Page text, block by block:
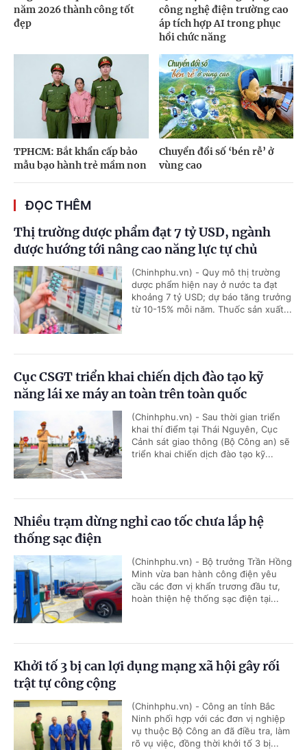
năm 2026 thành công tốt
đẹp
công nghệ điện trường cao
áp tích hợp AI trong phục
hồi chức năng
TPHCM: Bắt khẩn cấp bảo
mẫu bạo hành trẻ mầm non
Chuyển đổi số ‘bén rễ’ ở
vùng cao
ĐỌC THÊM
Thị trường dược phẩm đạt 7 tỷ USD, ngành
dược hướng tới nâng cao năng lực tự chủ
(Chinhphu.vn) - Quy mô thị trường
dược phẩm hiện nay ở nước ta đạt
khoảng 7 tỷ USD; dự báo tăng trưởng
từ 10-15% mỗi năm. Thuốc sản xuất...
Cục CSGT triển khai chiến dịch đào tạo kỹ
năng lái xe máy an toàn trên toàn quốc
(Chinhphu.vn) - Sau thời gian triển
khai thí điểm tại Thái Nguyên, Cục
Cảnh sát giao thông (Bộ Công an) sẽ
triển khai chiến dịch đào tạo kỹ...
Nhiều trạm dừng nghỉ cao tốc chưa lắp hệ
thống sạc điện
(Chinhphu.vn) - Bộ trưởng Trần Hồng
Minh vừa ban hành công điện yêu
cầu các đơn vị khẩn trương đầu tư,
hoàn thiện hệ thống sạc điện tại...
Khởi tố 3 bị can lợi dụng mạng xã hội gây rối
trật tự công cộng
(Chinhphu.vn) - Công an tỉnh Bắc
Ninh phối hợp với các đơn vị nghiệp
vụ thuộc Bộ Công an đã điều tra, làm
rõ vụ việc, đồng thời khởi tố 3 bị...